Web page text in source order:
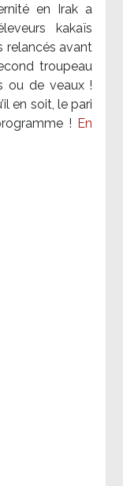
en Irak a
kakaïs
relancés avant
troupeau
ou de veaux !
en soit, le pari
! En